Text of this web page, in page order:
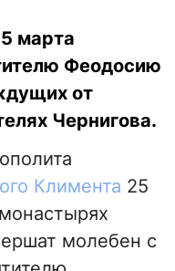
марта
Феодосию
от
Чернигова.
Климента 25
молебен с